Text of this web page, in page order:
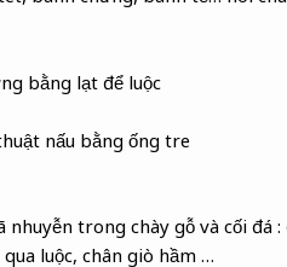
bằng lạt để luộc
nấu bằng ống tre
nhuyễn trong chày gỗ và cối đá
luộc, chân giò hầm …